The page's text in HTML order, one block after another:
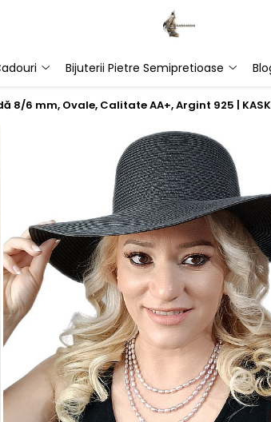
Bijuterii Pietre Semipretioase
8/6 mm, Ovale, Calitate AA+, Argint 925 |